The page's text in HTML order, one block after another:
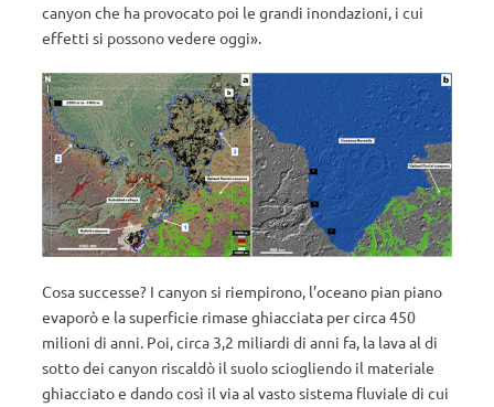
canyon che ha provocato poi le grandi inondazioni, i cui
effetti si possono vedere oggi».
Cosa successe? I canyon si riempirono, l’oceano pian piano
evaporò e la superficie rimase ghiacciata per circa 450
milioni di anni. Poi, circa 3,2 miliardi di anni fa, la lava al di
sotto dei canyon riscaldò il suolo sciogliendo il materiale
ghiacciato e dando così il via al vasto sistema fluviale di cui